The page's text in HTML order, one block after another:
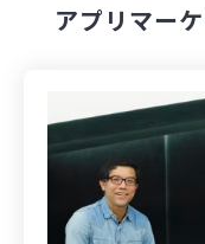
アプリマー